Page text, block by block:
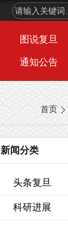
图说复旦
通知公告
首页
新闻分类
头条复旦
科研进展